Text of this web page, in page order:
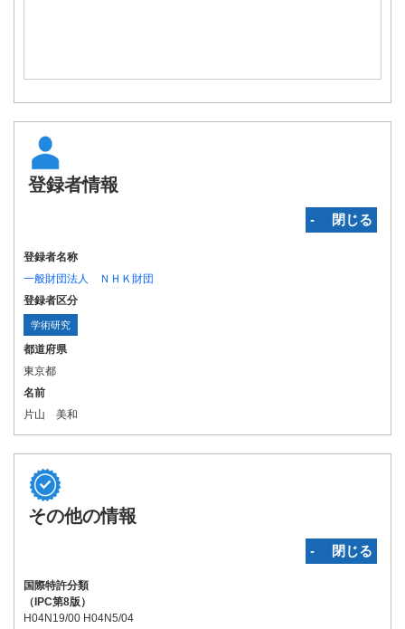
登録者情報
‐ 閉じる
登録者名称
一般財団法人 ＮＨＫ財団
登録者区分
学術研究
都道府県
東京都
名前
片山 美和
その他の情報
‐ 閉じる
国際特許分類
（IPC第8版）
H04N19/00 H04N5/04